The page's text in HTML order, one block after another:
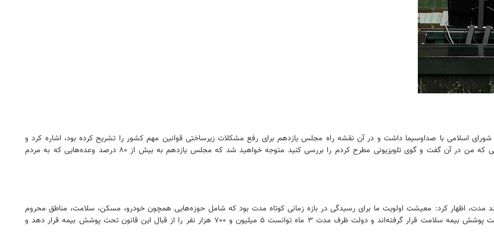
برای اولین بار در سمت ریاست مجلس شورای اسلامی با صداوسیما داشت و در آن نقشه راه مجلس یازدهم برای رفع مشکلات زیرساختی قوانین مهم کشور را تشریح کرده بود، اشاره کرد و
یادآور شد: با وجود این که ساختار مجلس با سایر ارگان ها متفاوت است اما اگر وعده هایی که من در آن گفت و گوی تلویزیونی مطرح کردم را بررسی کنید متوجه خواهید شد که مجلس یازدهم به بیش از ۸۰ درصد وعده‌هایی که به مردم
مدت، اظهار کرد: معیشت اولویت ما برای رسیدگی در بازه زمانی کوتاه مدت بود که شامل حوزه‌هایی همچون خودرو، مسکن، سلامت، مناطق محروم
و غیره می‌شود. برای مثال اکنون دهک پایین جامعه با مصوبه مجلس به صورت رایگان تحت پوشش بیمه سلامت قرار گرفته‌اند و دولت ظرف مدت ۳ ماه توانست ۵ میلیون و ۷۰۰ هزار نفر را از قبال این قانون تحت پوشش بیمه قرار دهد و